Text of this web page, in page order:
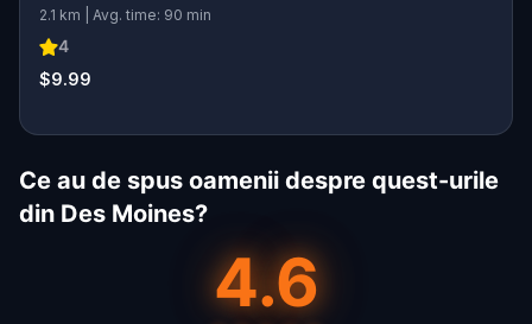
2.1 km | Avg. time: 90 min
4
$9.99
Ce au de spus oamenii despre quest-urile
din Des Moines?
4.6